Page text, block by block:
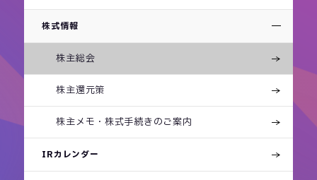
株式情報
株主総会
株主還元策
株主メモ・株式手続きのご案内
IRカレンダー